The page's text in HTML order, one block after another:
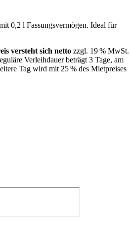
0,2 l Fassungsvermögen. Ideal für
versteht sich netto zzgl. 19 % MwSt.
Verleihdauer beträgt 3 Tage, am
Tag wird mit 25 % des Mietpreises